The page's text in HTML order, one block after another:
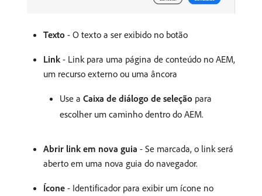
Texto - O texto a ser exibido no botão
Link- Link para uma página de conteúdo no AEM,
um recurso externo ou uma âncora
Use a Caixa de diálogo de seleção para
escolher um caminho dentro do AEM.
Abrir link em nova guia - Se marcada, o link será
aberto em uma nova guia do navegador.
Ícone - Identificador para exibir um ícone no